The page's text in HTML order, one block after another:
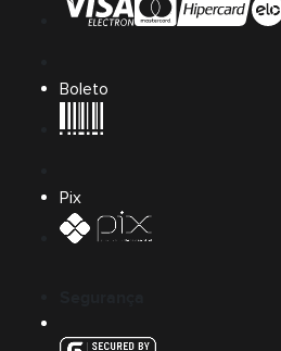
Boleto
Pix